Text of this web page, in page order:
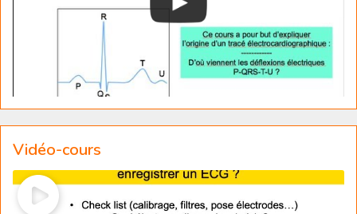
Vidéo-cours